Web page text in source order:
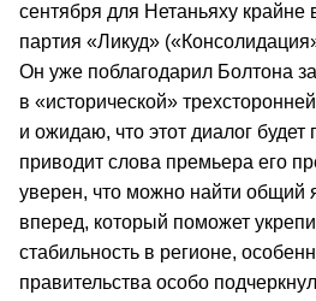
сентября для Нетаньяху крайне
партия «Ликуд»
Он уже поблагодарил Болтона
в «исторической»
и ожидаю, что этот диалог
приводит слова премьера его
уверен, что можно найти общий
вперед, который поможет
стабильность в регионе,
правительства особо